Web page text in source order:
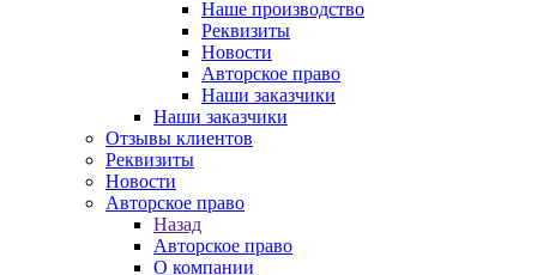
Наше производство
Реквизиты
Новости
Авторское право
Наши заказчики
Наши заказчики
Отзывы клиентов
Реквизиты
Новости
Авторское право
Назад
Авторское право
О компании